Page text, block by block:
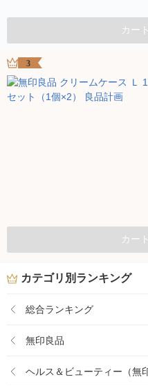
カー
3
カー
カテゴリ別ランキング
総合ランキング
無印良品
ヘルス＆ビューティー（無